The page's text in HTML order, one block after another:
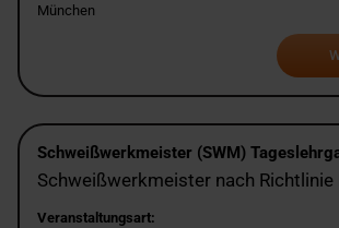
München
Schweißwerkmeister (SWM)
Schweißwerkmeister nach Richtlinie
Veranstaltungsart: